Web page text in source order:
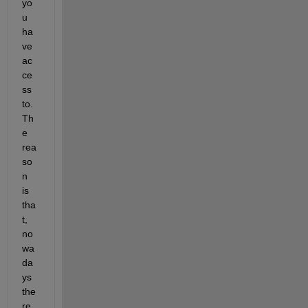
yo
u
ha
ve
ac
ce
ss
to.
Th
e
rea
so
n
is
tha
t,
no
wa
da
ys
the